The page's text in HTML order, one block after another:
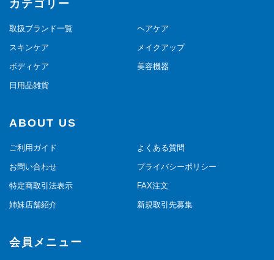
カテゴリー
取扱ブランド一覧 ヘアケア
スキンケア メイクアップ
ボディケア 美容機器
日用品雑貨
ABOUT US
ご利用ガイド よくある質問
お問い合わせ プライバシーポリシー
特定商取引法表示 FAX注文
姉妹店舗紹介 新規取引先募集
会員メニュー